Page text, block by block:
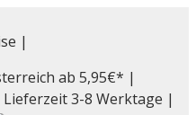
|
ab 5,95€* |
3-8 Werktage |